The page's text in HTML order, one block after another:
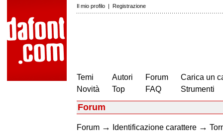
Il mio profilo | Registrazione
Temi
Novità
Autori
Top
Forum
FAQ
Carica un
Strumenti
Forum
Forum → Identificazione carattere →